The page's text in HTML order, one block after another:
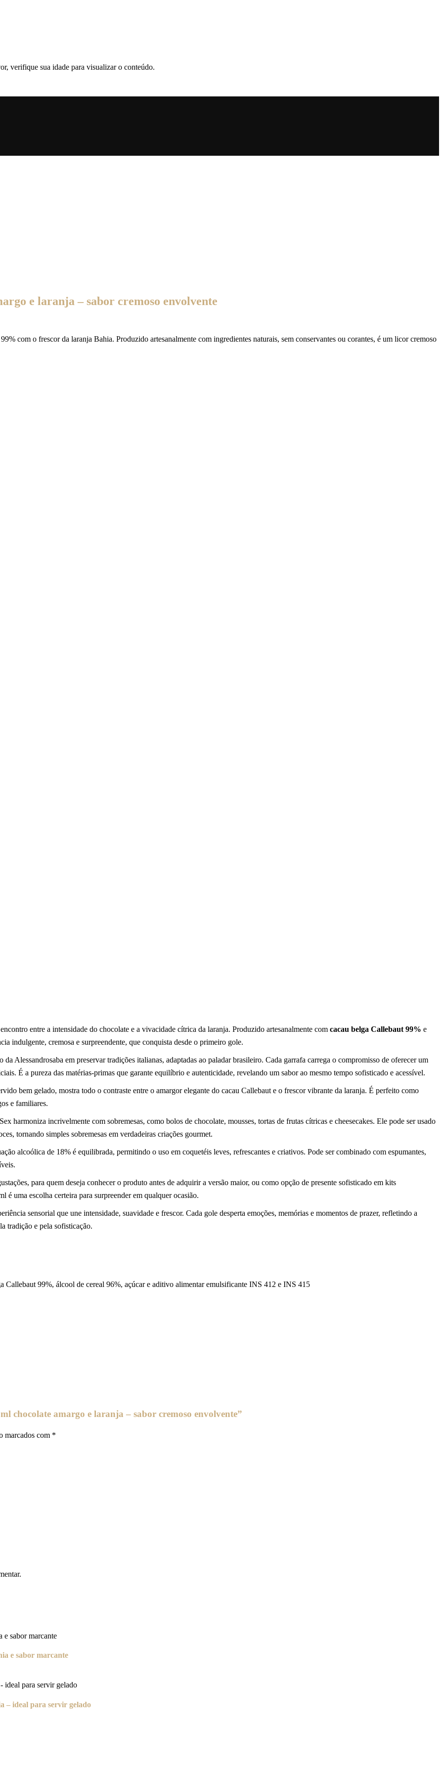
verifique sua idade para visualizar o conteúdo.
e laranja – sabor cremoso envolvente
com o frescor da laranja Bahia. Produzido artesanalmente com ingredientes naturais, sem conservantes ou corantes, é um licor cremoso
entre a intensidade do chocolate e a vivacidade cítrica da laranja. Produzido artesanalmente com cacau belga Callebaut 99% e
indulgente, cremosa e surpreendente, que conquista desde o primeiro gole.
Alessandrosaba em preservar tradições italianas, adaptadas ao paladar brasileiro. Cada garrafa carrega o compromisso de oferecer um
É a pureza das matérias-primas que garante equilíbrio e autenticidade, revelando um sabor ao mesmo tempo sofisticado e acessível.
bem gelado, mostra todo o contraste entre o amargor elegante do cacau Callebaut e o frescor vibrante da laranja. É perfeito como
e familiares.
harmoniza incrivelmente com sobremesas, como bolos de chocolate, mousses, tortas de frutas cítricas e cheesecakes. Ele pode ser usado
tornando simples sobremesas em verdadeiras criações gourmet.
alcoólica de 18% é equilibrada, permitindo o uso em coquetéis leves, refrescantes e criativos. Pode ser combinado com espumantes,
para quem deseja conhecer o produto antes de adquirir a versão maior, ou como opção de presente sofisticado em kits
uma escolha certeira para surpreender em qualquer ocasião.
sensorial que une intensidade, suavidade e frescor. Cada gole desperta emoções, memórias e momentos de prazer, refletindo a
tradição e pela sofisticação.
Callebaut 99%, álcool de cereal 96%, açúcar e aditivo alimentar emulsificante INS 412 e INS 415
chocolate amargo e laranja – sabor cremoso envolvente”
marcados com *
e sabor marcante
– ideal para servir gelado